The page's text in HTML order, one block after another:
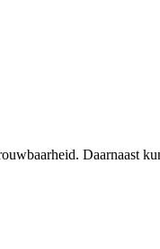
Daarnaast